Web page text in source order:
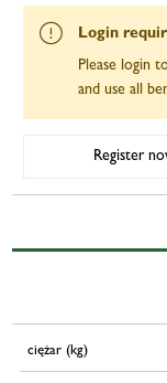
Login
Please login
and use all
Register
ciężar (kg)